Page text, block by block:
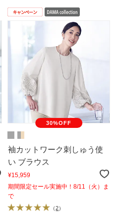
30%OFF
袖カットワーク刺しゅう使
い ブラウス
¥15,959
期間限定セール実施中！8/11（火）ま
で
（2）